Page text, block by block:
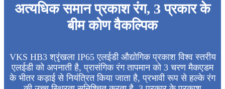
अत्यधिक समान प्रकाश रंग, 3 प्रकार के
बीम कोण वैकल्पिक
VKS HB3 श्रृंखला IP65 एलईडी औद्योगिक प्रकाश विश्व स्तरीय
एलईडी को अपनाती है, प्रासंगिक रंग तापमान को 3 चरण मैकएडम
के भीतर कड़ाई से नियंत्रित किया जाता है, प्रभावी रूप से हल्के रंग